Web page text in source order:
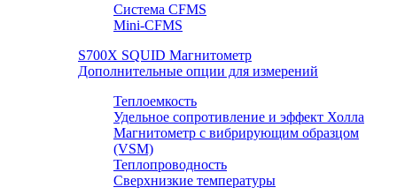
Система CFMS
Mini-CFMS
S700X SQUID Магнитометр
Дополнительные опции для измерений
Теплоемкость
Удельное сопротивление и эффект Холла
Магнитометр с вибрирующим образцом
(VSM)
Теплопроводность
Сверхнизкие температуры